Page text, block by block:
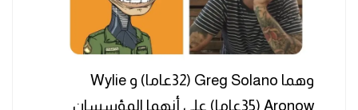
وهما Greg Solano (32عاما) و Wylie
Aronow (35عاما) على أنهما المؤسسان